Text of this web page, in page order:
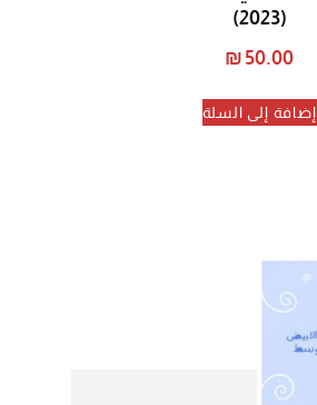
(2023)
₪ 50.00
إضافة إلى السلة